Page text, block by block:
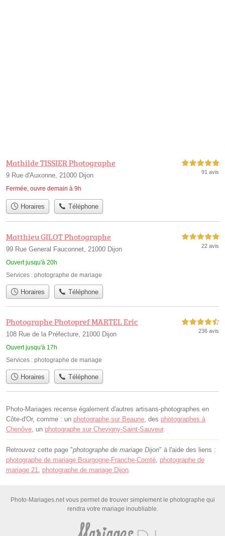
Mathilde TISSIER Photographe
9 Rue d'Auxonne, 21000 Dijon
Fermée, ouvre demain à 9h
5,0 étoiles sur 5
91 avis
Horaires Téléphone
Matthieu GILOT Photographe
99 Rue General Fauconnet, 21000 Dijon
Ouvert jusqu'à 20h
5,0 étoiles sur 5
22 avis
Services : photographe de mariage
Horaires Téléphone
Photographe Photopref MARTEL Eric
108 Rue de la Préfecture, 21000 Dijon
Ouvert jusqu'à 17h
4,5 étoiles sur 5
236 avis
Services : photographe de mariage
Horaires Téléphone
Photo-Mariages recense également d'autres artisans-photographes en
Côte-d'Or, comme : un photographe sur Beaune, des photographes à
Chenôve, un photographe sur Chevigny-Saint-Sauveur.
Retrouvez cette page "photographe de mariage Dijon" à l'aide des liens :
photographe de mariage Bourgogne-Franche-Comté, photographe de
mariage 21, photographe de mariage Dijon.
Photo-Mariages.net vous permet de trouver simplement le photographe qui
rendra votre mariage inoubliable.